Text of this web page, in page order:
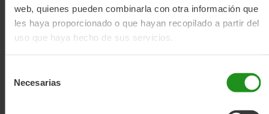
web, quienes pueden combinarla con otra información que
les haya proporcionado o que hayan recopilado a partir del
uso que haya hecho de sus servicios.
Necesarias